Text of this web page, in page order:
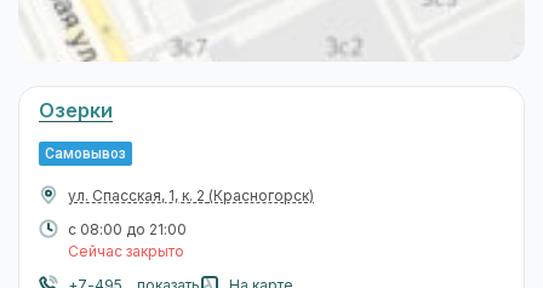
Озерки
Самовывоз
ул. Спасская, 1, к. 2 (Красногорск)
с 08:00 до 21:00
Сейчас закрыто